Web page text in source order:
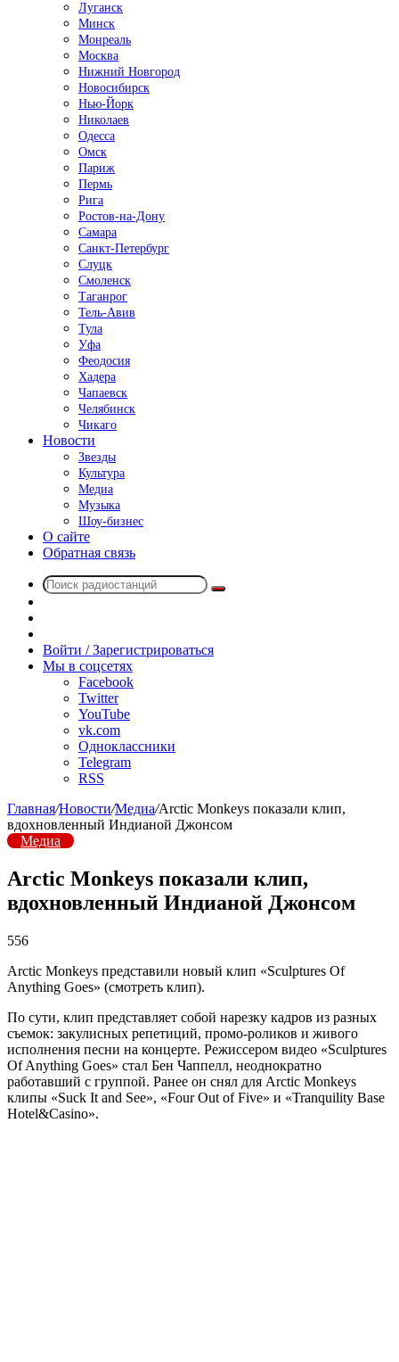
Луганск
Минск
Монреаль
Москва
Нижний Новгород
Новосибирск
Нью-Йорк
Николаев
Одесса
Омск
Париж
Пермь
Рига
Ростов-на-Дону
Самара
Санкт-Петербург
Слуцк
Смоленск
Таганрог
Тель-Авив
Тула
Уфа
Феодосия
Хадера
Чапаевск
Челябинск
Чикаго
Новости
Звезды
Культура
Медиа
Музыка
Шоу-бизнес
О сайте
Обратная связь
Поиск
радио
Войти / Зарегистрироваться
Мы в соцсетях
Facebook
Twitter
YouTube
vk.com
Одноклассники
Telegram
RSS
Главная/Новости/Медиа/Arctic Monkeys показали клип,
вдохновленный Индианой Джонсом
Медиа
Arctic Monkeys показали клип,
вдохновленный Индианой Джонсом
556
Arctic Monkeys представили новый клип «Sculptures Of
Anything Goes» (смотреть клип).
По сути, клип представляет собой нарезку кадров из разных
съемок: закулисных репетиций, промо-роликов и живого
исполнения песни на концерте. Режиссером видео «Sculptures
Of Anything Goes» стал Бен Чаппелл, неоднократно
работавший с группой. Ранее он снял для Arctic Monkeys
клипы «Suck It and See», «Four Out of Five» и «Tranquility Base
Hotel&Casino».